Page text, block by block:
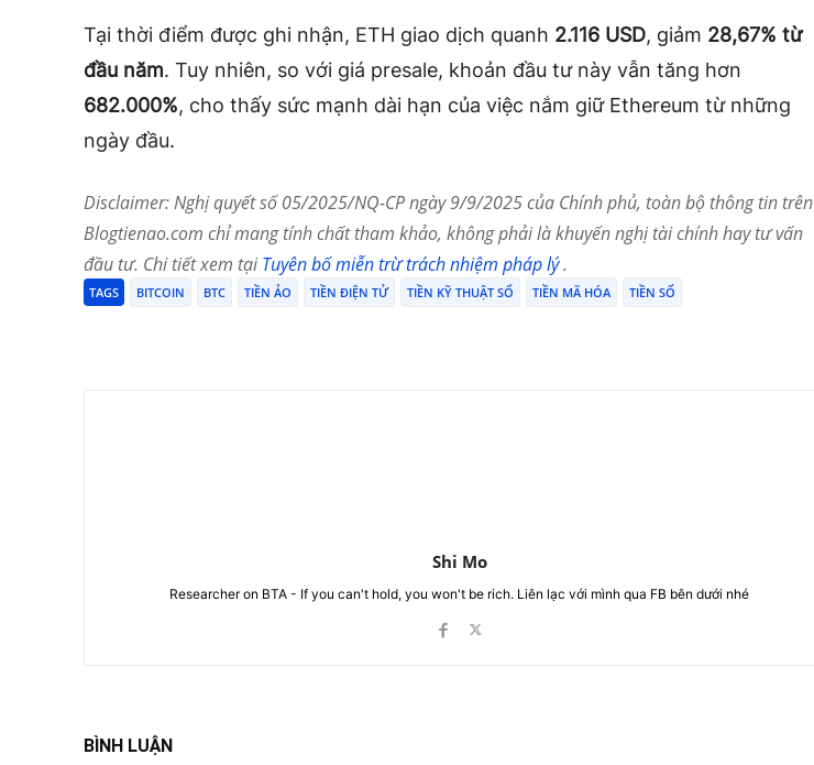
Tại thời điểm được ghi nhận, ETH giao dịch quanh 2.116 USD, giảm 28,67% từ
đầu năm. Tuy nhiên, so với giá presale, khoản đầu tư này vẫn tăng hơn
682.000%, cho thấy sức mạnh dài hạn của việc nắm giữ Ethereum từ những
ngày đầu.
Disclaimer: Nghị quyết số 05/2025/NQ-CP ngày 9/9/2025 của Chính phủ, toàn bộ thông tin trên
Blogtienao.com chỉ mang tính chất tham khảo, không phải là khuyến nghị tài chính hay tư vấn
đầu tư. Chi tiết xem tạiTuyên bố miễn trừ trách nhiệm pháp lý.
TAGS BITCOIN BTC TIỀN ẢO TIỀN ĐIỆN TỬ TIỀN KỸ THUẬT SỐ TIỀN MÃ HÓA TIỀN SỐ
Shi Mo
Researcher on BTA - If you can't hold, you won't be rich. Liên lạc với mình qua FB bên dưới nhé
BÌNH LUẬN